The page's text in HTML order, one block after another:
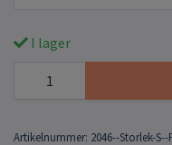
I lager
Artikelnummer: 2046--Storlek-S--